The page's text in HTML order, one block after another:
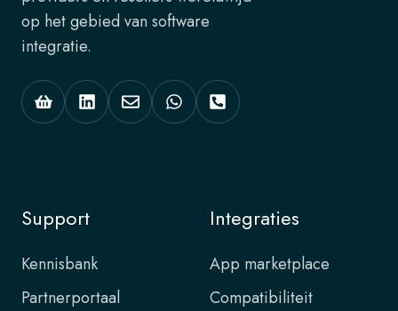
op het gebied van software
integratie.
Support
Kennisbank
Partnerportaal
Integraties
App marketplace
Compatibiliteit